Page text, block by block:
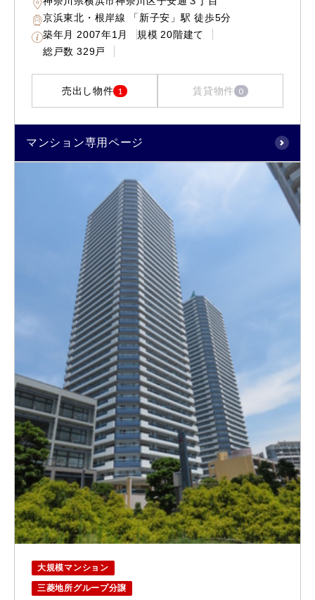
京浜東北・根岸線 「新子安」駅 徒歩5分
築年月 2007年1月 規模 20階建て
総戸数 329戸
売出し物件 1 賃貸物件 0
マンション専用ページ
大規模マンション
三菱地所グループ分譲